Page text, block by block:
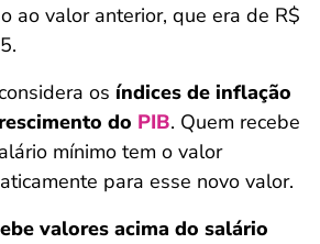
ao valor anterior, que era de R$
os índices de inflação
do PIB. Quem recebe
mínimo tem o valor
para esse novo valor.
valores acima do salário